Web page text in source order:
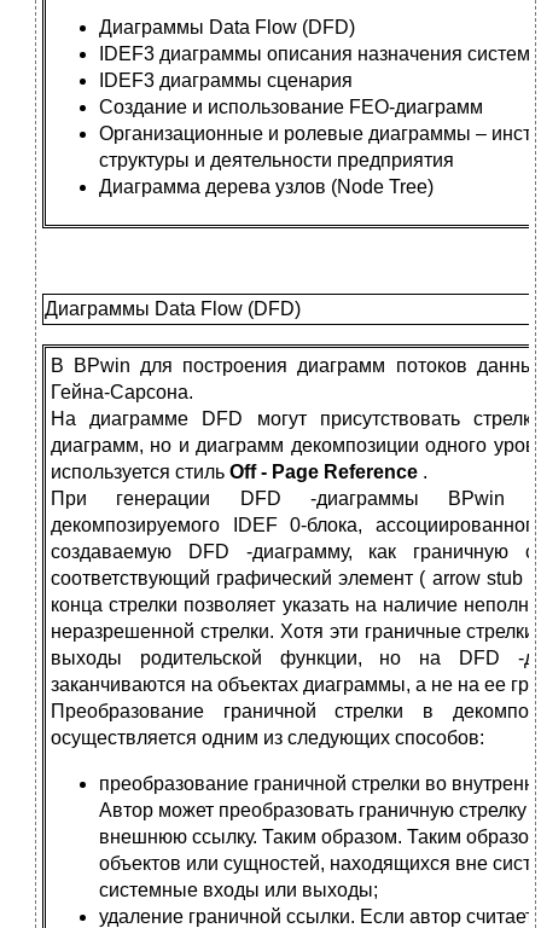
Диаграммы Data Flow (DFD)
IDEF3 диаграммы описания назначения
IDEF3 диаграммы сценария
Создание и использование FEO-диаграмм
Организационные и ролевые диаграммы –
структуры и деятельности предприятия
Диаграмма дерева узлов (Node Tree)
Диаграммы Data Flow (DFD)
В BPwin для построения диаграмм потоков
Гейна-Сарсона.
На диаграмме DFD могут присутствовать
диаграмм, но и диаграмм декомпозиции одного
используется стиль Off - Page Reference .
При генерации DFD -диаграммы BPwin
декомпозируемого IDEF 0-блока,
создаваемую DFD -диаграмму, как граничную
соответствующий графический элемент ( arrow stub
конца стрелки позволяет указать на наличие
неразрешенной стрелки. Хотя эти граничные
выходы родительской функции, но на DFD -
заканчиваются на объектах диаграммы, а не на ее
Преобразование граничной стрелки в
осуществляется одним из следующих способов:
преобразование граничной стрелки во
Автор может преобразовать граничную стрелку
внешнюю ссылку. Таким образом. Таким
объектов или сущностей, находящихся вне
системные входы или выходы;
удаление граничной ссылки. Если автор